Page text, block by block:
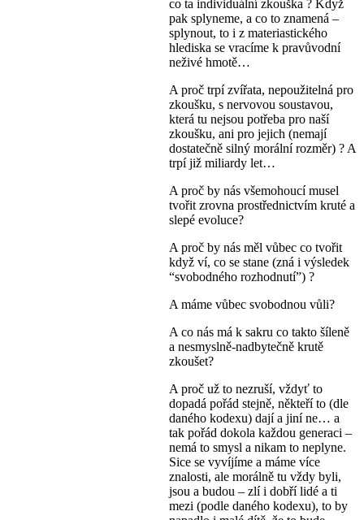
co ta individuální zkouška ? Když
pak splyneme, a co to znamená –
splynout, to i z materiastického
hlediska se vracíme k pravůvodní
neživé hmotě…
A proč trpí zvířata, nepoužitelná pro
zkoušku, s nervovou soustavou,
která tu nejsou potřeba pro naší
zkoušku, ani pro jejich (nemají
dostatečně silný morální rozměr) ? A
trpí již miliardy let…
A proč by nás všemohoucí musel
tvořit zrovna prostřednictvím kruté a
slepé evoluce?
A proč by nás měl vůbec co tvořit
když ví, co se stane (zná i výsledek
“svobodného rozhodnutí”) ?
A máme vůbec svobodnou vůli?
A co nás má k sakru co takto šíleně
a nesmyslně-nadbytečně krutě
zkoušet?
A proč už to nezruší, vždyť to
dopadá pořád stejně, někteří to (dle
daného kodexu) dají a jiní ne… a
tak pořád dokola každou generaci –
nemá to smysl a nikam to neplyne.
Sice se vyvíjíme a máme více
znalosti, ale morálně tu vždy byli,
jsou a budou – zlí i dobří lidé a ti
mezi (podle daného kodexu), to by